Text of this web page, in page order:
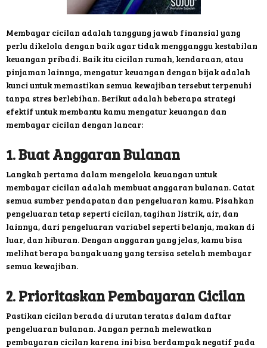
Membayar cicilan adalah tanggung jawab finansial yang
perlu dikelola dengan baik agar tidak mengganggu kestabilan
keuangan pribadi. Baik itu cicilan rumah, kendaraan, atau
pinjaman lainnya, mengatur keuangan dengan bijak adalah
kunci untuk memastikan semua kewajiban tersebut terpenuhi
tanpa stres berlebihan. Berikut adalah beberapa strategi
efektif untuk membantu kamu mengatur keuangan dan
membayar cicilan dengan lancar:
1. Buat Anggaran Bulanan
Langkah pertama dalam mengelola keuangan untuk
membayar cicilan adalah membuat anggaran bulanan. Catat
semua sumber pendapatan dan pengeluaran kamu. Pisahkan
pengeluaran tetap seperti cicilan, tagihan listrik, air, dan
lainnya, dari pengeluaran variabel seperti belanja, makan di
luar, dan hiburan. Dengan anggaran yang jelas, kamu bisa
melihat berapa banyak uang yang tersisa setelah membayar
semua kewajiban.
2. Prioritaskan Pembayaran Cicilan
Pastikan cicilan berada di urutan teratas dalam daftar
pengeluaran bulanan. Jangan pernah melewatkan
pembayaran cicilan karena ini bisa berdampak negatif pada